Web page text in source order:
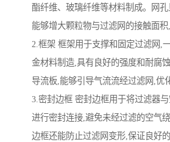
酯纤维、玻璃纤维等材料制成。网
能够增大颗粒物与过滤网的接触面积
2.框架 框架用于支撑和固定过滤网,
金材料制造,具有良好的强度和耐腐
导流板,能够引导气流流经过滤网,优
3.密封边框 密封边框用于将过滤器
进行密封连接,避免未经过滤的空气
边框还能防止过滤网变形,保证良好的